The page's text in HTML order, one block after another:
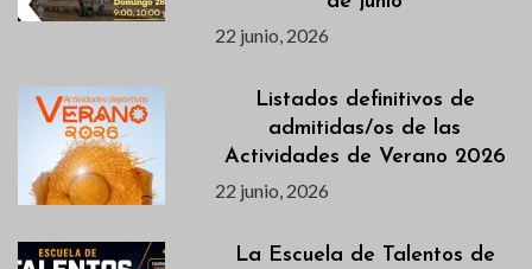
22 junio, 2026
Listados definitivos de
admitidas/os de las
Actividades de Verano 2026
22 junio, 2026
La Escuela de Talentos de